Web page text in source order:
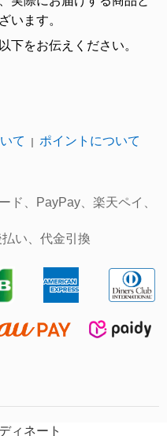
います。
下をお伝えください。
て ポイントについて
ド、PayPay、楽天ペイ、
い、代金引換
ィネート